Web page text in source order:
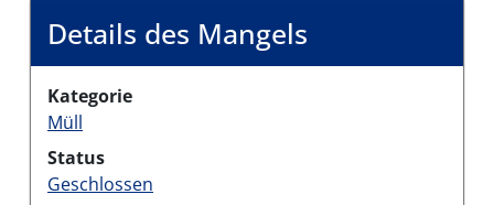
Details des Mangels
Kategorie
Müll
Status
Geschlossen